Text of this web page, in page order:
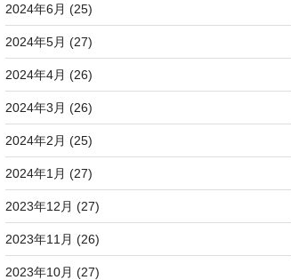
2024年6月 (25)
2024年5月 (27)
2024年4月 (26)
2024年3月 (26)
2024年2月 (25)
2024年1月 (27)
2023年12月 (27)
2023年11月 (26)
2023年10月 (27)